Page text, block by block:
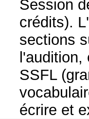
Session
crédits).
sections
SSFL
écrire et